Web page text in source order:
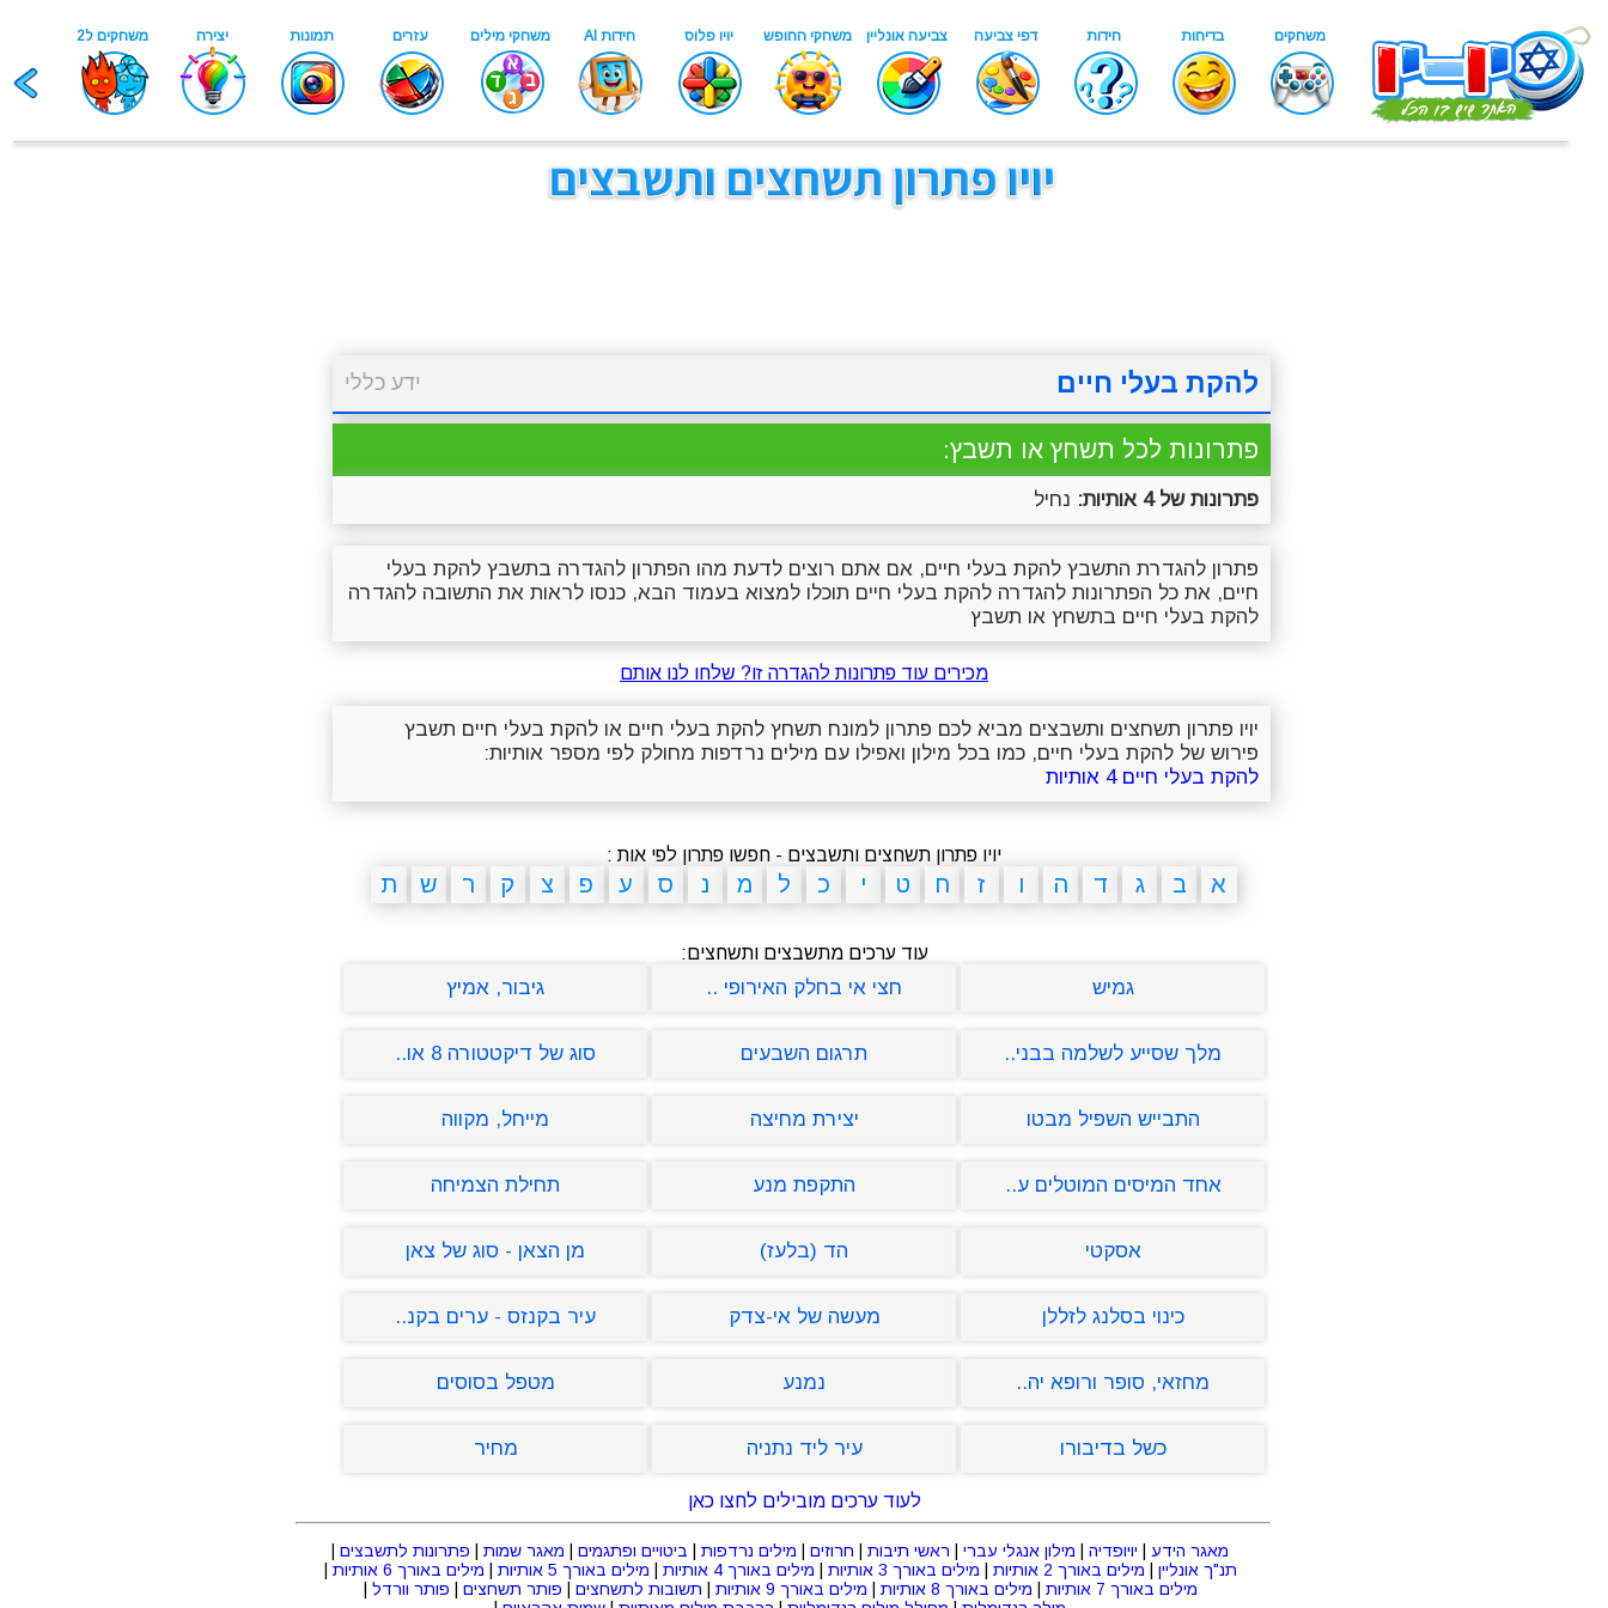
להקת בעלי חיים ידע כללי
פתרונות לכל תשחץ או תשבץ:
פתרונות של 4 אותיות: נחיל
פתרון להגדרת התשבץ להקת בעלי חיים, אם אתם רוצים לדעת מהו הפתרון להגדרה בתשבץ להקת בעלי
חיים, את כל הפתרונות להגדרה להקת בעלי חיים תוכלו למצוא בעמוד הבא, כנסו לראות את התשובה להגדרה
להקת בעלי חיים בתשחץ או תשבץ
מכירים עוד פתרונות להגדרה זו? שלחו לנו אותם
יויו פתרון תשחצים ותשבצים מביא לכם פתרון למונח תשחץ להקת בעלי חיים או להקת בעלי חיים תשבץ
פירוש של להקת בעלי חיים, כמו בכל מילון ואפילו עם מילים נרדפות מחולק לפי מספר אותיות:
להקת בעלי חיים 4 אותיות
יויו פתרון תשחצים ותשבצים - חפשו פתרון לפי אות :
א ב ג ד ה ו ז ח ט י כ ל מ נ ס ע פ צ ק ר ש ת
עוד ערכים מתשבצים ותשחצים:
גמיש חצי אי בחלק האירופי .. גיבור, אמיץ
מלך שסייע לשלמה בבני.. תרגום השבעים סוג של דיקטטורה 8 או..
התבייש השפיל מבטו יצירת מחיצה מייחל, מקווה
אחד המיסים המוטלים ע.. התקפת מנע תחילת הצמיחה
אסקטי הד (בלעז) מן הצאן - סוג של צאן
כינוי בסלנג לזללן מעשה של אי-צדק עיר בקנזס - ערים בקנ..
מחזאי, סופר ורופא יה.. נמנע מטפל בסוסים
כשל בדיבורו עיר ליד נתניה מחיר
לעוד ערכים מובילים לחצו כאן
מאגר הידע יויופדיה מילון אנגלי עברי ראשי תיבות חרוזים מילים נרדפות ביטויים ופתגמים מאגר שמות פתרונות לתשבצים
תנ"ך אונליין
מילים באורך 2 אותיות מילים באורך 3 אותיות מילים באורך 4 אותיות מילים באורך 5 אותיות מילים באורך 6 אותיות
מילים באורך 7 אותיות
מילים באורך 8 אותיות מילים באורך 9 אותיות תשובות לתשחצים פותר תשחצים פותר וורדל